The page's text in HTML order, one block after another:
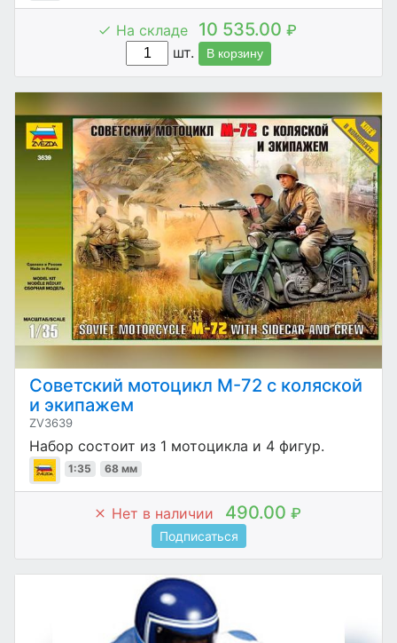
На складе 10 535.00 ₽
шт.
В корзину
Советский мотоцикл M-72 с коляской
и экипажем
ZV3639
Набор состоит из 1 мотоцикла и 4 фигур.
1:35 68 мм
Нет в наличии 490.00 ₽
Подписаться